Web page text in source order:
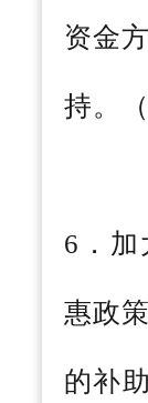
资金
持。
6．加
惠政
的补